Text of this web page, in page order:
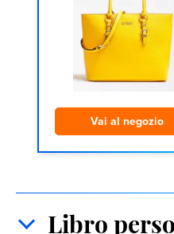
Libro
Vai al negozio